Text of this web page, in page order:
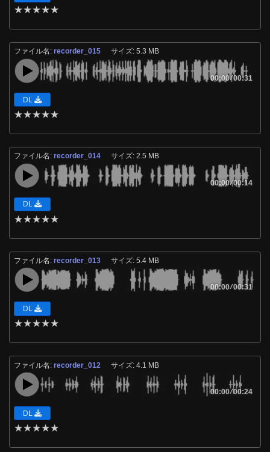
★★★★★
ファイル名:recorder_015 サイズ: 5.3 MB
00:00/00:31
DL
★★★★★
ファイル名:recorder_014 サイズ: 2.5 MB
00:00/00:14
DL
★★★★★
ファイル名:recorder_013 サイズ: 5.4 MB
00:00/00:31
DL
★★★★★
ファイル名:recorder_012 サイズ: 4.1 MB
00:00/00:24
DL
★★★★★